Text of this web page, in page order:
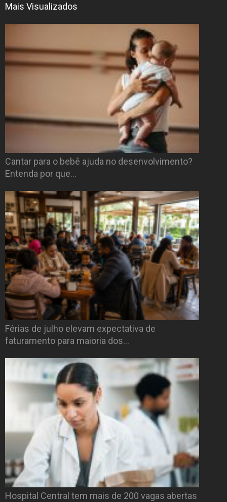
Mais Visualizados
Cantar para o bebê ajuda no desenvolvimento?
Entenda por que…
Férias de julho elevam expectativa de
faturamento para maioria dos…
Hospital Central tem mais de 200 vagas abertas